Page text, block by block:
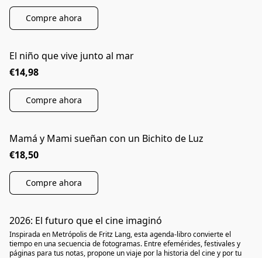
Compre ahora
El niño que vive junto al mar
€14,98
Compre ahora
Mamá y Mami sueñan con un Bichito de Luz
€18,50
Compre ahora
2026: El futuro que el cine imaginó
Inspirada en Metrópolis de Fritz Lang, esta agenda-libro convierte el
tiempo en una secuencia de fotogramas. Entre efemérides, festivales y
páginas para tus notas, propone un viaje por la historia del cine y por tu